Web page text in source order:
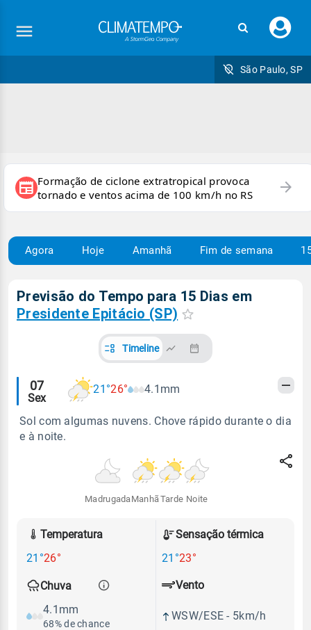
seu
São Paulo, SP
newspaper Formação de ciclone extratropical provoca
tornado e ventos acima de 100 km/h no RS
arrow_forward
Agora Hoje Amanhã Fim de semana
Previsão do Tempo para 15 Dias em
Presidente Epitácio (SP)
Timeline
Alertas
meteorológicos
07
Sex
21°26° 4.1mm
Sol com algumas nuvens. Chove rápido durante o dia
e à noite.
Madrugada Manhã Tarde Noite
Temperatura
21°26°
Sensação térmica
21°23°
Chuva
4.1mm
68% de chance
Vento
WSW/ESE - 5km/h